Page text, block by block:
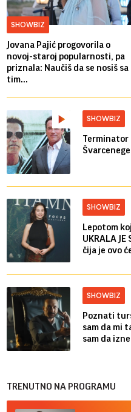
SHOWBIZ
Jovana Pajić progovorila o
novoj-staroj popularnosti, pa
priznala: Naučiš da se nosiš sa
tim...
SHOWBIZ
Terminator
SHOWBIZ
Lepotom
UKRALA JE
čija je ovo
SHOWBIZ
Poznati
sam da mi
sam da
TRENUTNO NA PROGRAMU